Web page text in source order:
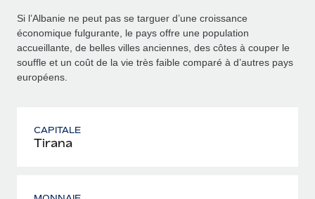
Si l’Albanie ne peut pas se targuer d’une croissance
économique fulgurante, le pays offre une population
accueillante, de belles villes anciennes, des côtes à couper le
souffle et un coût de la vie très faible comparé à d’autres pays
européens.
CAPITALE
Tirana